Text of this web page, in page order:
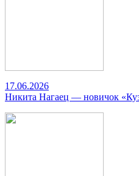
17.06.2026
Никита Нагаец — новичок